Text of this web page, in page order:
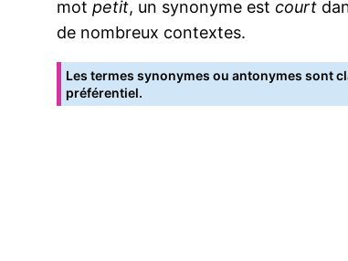
mot petit, un synonyme est court
de nombreux contextes.
Les termes synonymes ou antonymes sont
préférentiel.